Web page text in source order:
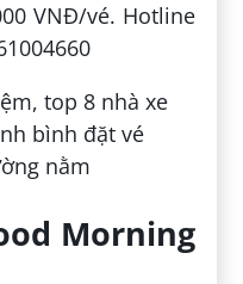
VNĐ/vé. Hotline
Morning